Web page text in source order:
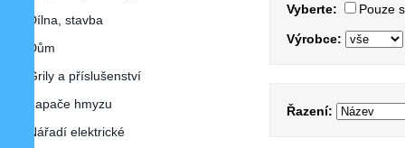
Dílna, stavba
Dům
Grily a příslušenství
Lapače hmyzu
Nářadí elektrické
Vyberte: Pouze
Výrobce:
Řazení: